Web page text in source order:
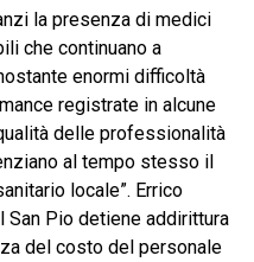
la presenza di medici
che continuano a
enormi difficoltà
registrate in alcune
delle professionalità
al tempo stesso il
locale”. Errico
San Pio detiene addirittura
del costo del personale